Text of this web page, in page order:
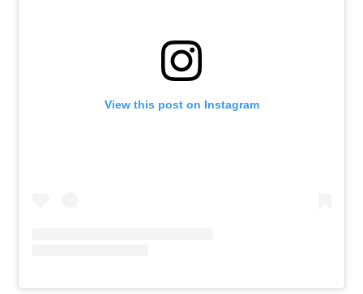
View this post on Instagram